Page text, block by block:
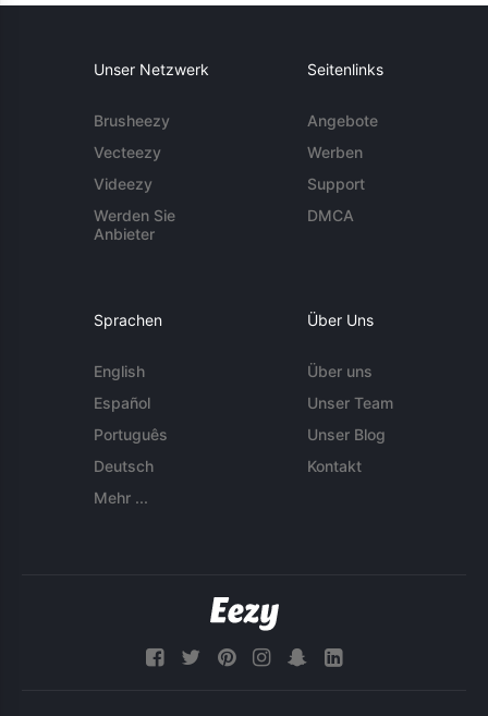
Unser Netzwerk
Brusheezy
Vecteezy
Videezy
Werden Sie
Anbieter
Seitenlinks
Angebote
Werben
Support
DMCA
Sprachen
English
Español
Português
Deutsch
Mehr ...
Über Uns
Über uns
Unser Team
Unser Blog
Kontakt